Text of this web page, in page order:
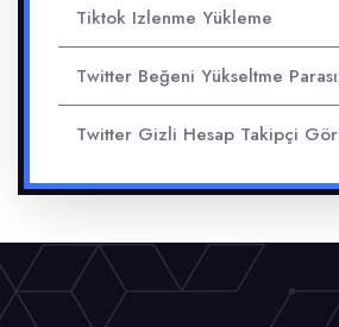
Tiktok Izlenme Yükleme
Twitter Beğeni Yükseltme
Twitter Gizli Hesap Takipçi